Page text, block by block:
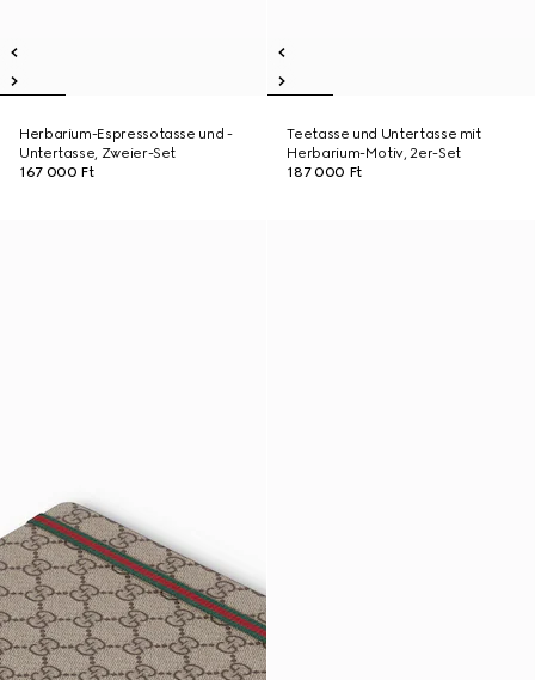
Herbarium-Espressotasse und -
Untertasse, Zweier-Set
167 000 Ft
Teetasse und Untertasse mit
Herbarium-Motiv, 2er-Set
187 000 Ft